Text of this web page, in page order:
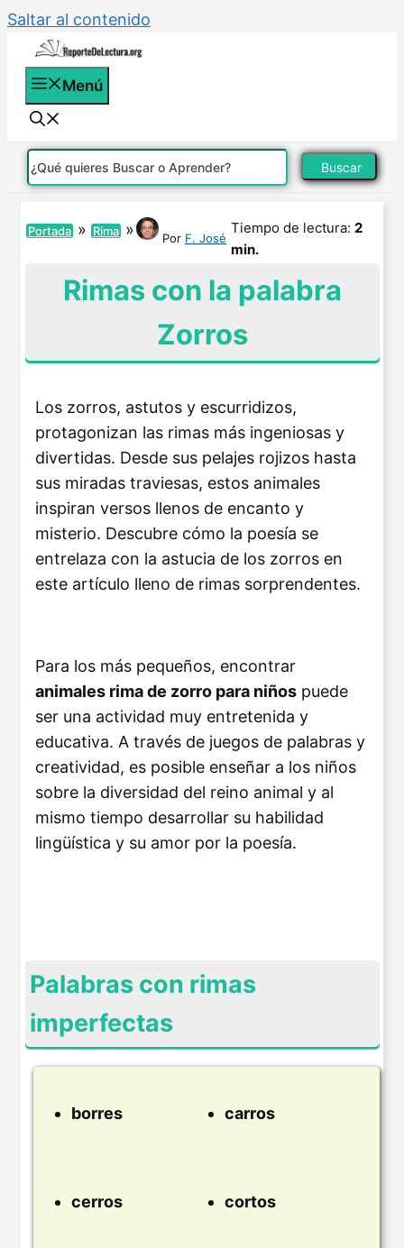
Saltar al contenido
Menú
Buscar
Portada » Rima » Por F. José
Tiempo de lectura: 2
min.
Rimas con la palabra
Zorros
Los zorros, astutos y escurridizos,
protagonizan las rimas más ingeniosas y
divertidas. Desde sus pelajes rojizos hasta
sus miradas traviesas, estos animales
inspiran versos llenos de encanto y
misterio. Descubre cómo la poesía se
entrelaza con la astucia de los zorros en
este artículo lleno de rimas sorprendentes.
Para los más pequeños, encontrar
animales rima de zorro para niños puede
ser una actividad muy entretenida y
educativa. A través de juegos de palabras y
creatividad, es posible enseñar a los niños
sobre la diversidad del reino animal y al
mismo tiempo desarrollar su habilidad
lingüística y su amor por la poesía.
Palabras con rimas
imperfectas
borres carros
cerros cortos